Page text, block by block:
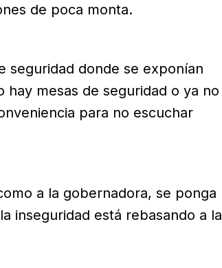
de poca monta.
seguridad donde se exponían
mesas de seguridad o ya no
para no escuchar
a la gobernadora, se ponga
inseguridad está rebasando a la